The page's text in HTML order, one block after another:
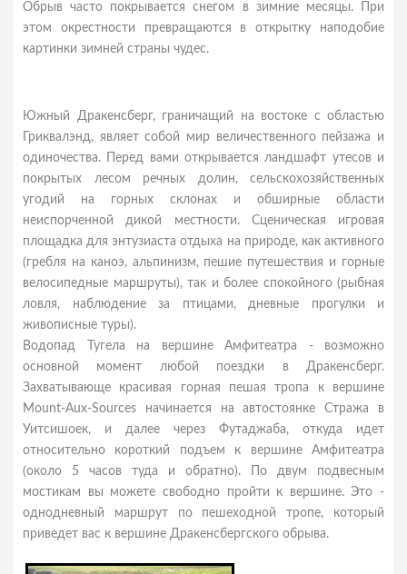
Обрыв часто покрывается снегом в зимние месяцы. При
этом окрестности превращаются в открытку наподобие
картинки зимней страны чудес.
Южный Дракенсберг, граничащий на востоке с областью
Гриквалэнд, являет собой мир величественного пейзажа и
одиночества. Перед вами открывается ландшафт утесов и
покрытых лесом речных долин, сельскохозяйственных
угодий на горных склонах и обширные области
неиспорченной дикой местности. Сценическая игровая
площадка для энтузиаста отдыха на природе, как активного
(гребля на каноэ, альпинизм, пешие путешествия и горные
велосипедные маршруты), так и более спокойного (рыбная
ловля, наблюдение за птицами, дневные прогулки и
живописные туры).
Водопад Тугела на вершине Амфитеатра - возможно
основной момент любой поездки в Дракенсберг.
Захватывающе красивая горная пешая тропа к вершине
Mount-Aux-Sources начинается на автостоянке Стража в
Уитсишоек, и далее через Футаджаба, откуда идет
относительно короткий подъем к вершине Амфитеатра
(около 5 часов туда и обратно). По двум подвесным
мостикам вы можете свободно пройти к вершине. Это -
однодневный маршрут по пешеходной тропе, который
приведет вас к вершине Дракенсбергского обрыва.